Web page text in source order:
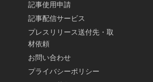
記事使用申請
記事配信サービス
プレスリリース送付先・取
材依頼
お問い合わせ
プライバシーポリシー